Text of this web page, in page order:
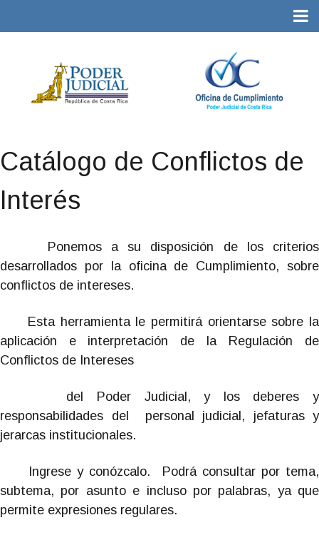
Catálogo de Conflictos de
Interés
Ponemos a su disposición de los criterios
desarrollados por la oficina de Cumplimiento, sobre
conflictos de intereses.
Esta herramienta le permitirá orientarse sobre la
aplicación e interpretación de la Regulación de
Conflictos de Intereses
del Poder Judicial, y los deberes y
responsabilidades del personal judicial, jefaturas y
jerarcas institucionales.
Ingrese y conózcalo. Podrá consultar por tema,
subtema, por asunto e incluso por palabras, ya que
permite expresiones regulares.